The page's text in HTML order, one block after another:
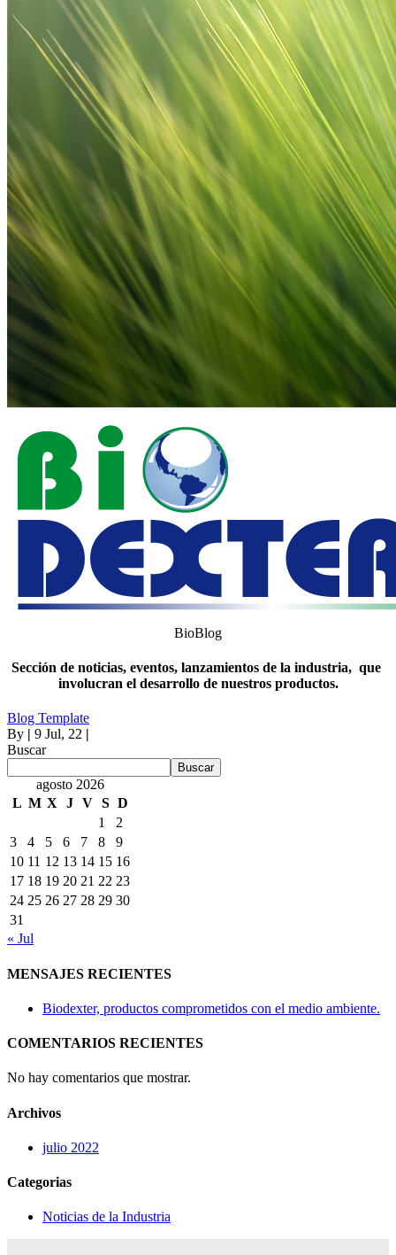
BioBlog
Sección de noticias, eventos, lanzamientos de la industria, que
involucran el desarrollo de nuestros productos.
Blog Template
By | 9 Jul, 22 |
Buscar
Buscar
agosto 2026
L M X J V S D
1
2
3
4 5 6 7 8
9
10 11 12 13 14 15 16
17 18 19 20 21 22 23
24 25 26 27 28 29 30
31
« Jul
MENSAJES RECIENTES
Biodexter, productos comprometidos con el medio ambiente.
COMENTARIOS RECIENTES
No hay comentarios que mostrar.
Archivos
julio 2022
Categorias
Noticias de la Industria